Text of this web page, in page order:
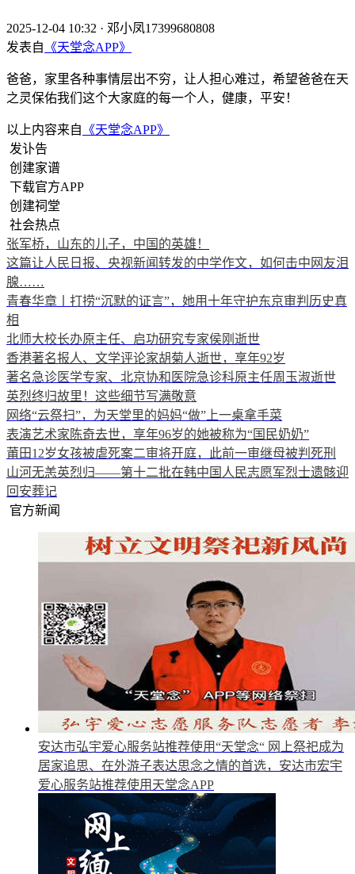
2025-12-04 10:32 · 邓小凤17399680808
发表自 《天堂念APP》
爸爸，家里各种事情层出不穷，让人担心难过，希望爸爸在天
之灵保佑我们这个大家庭的每一个人，健康，平安！
以上内容来自 《天堂念APP》
发讣告
创建家谱
下载官方APP
创建祠堂
社会热点
张军桥，山东的儿子，中国的英雄！
这篇让人民日报、央视新闻转发的中学作文，如何击中网友泪
腺……
青春华章丨打捞“沉默的证言”，她用十年守护东京审判历史真
相
北师大校长办原主任、启功研究专家侯刚逝世
香港著名报人、文学评论家胡菊人逝世，享年92岁
著名急诊医学专家、北京协和医院急诊科原主任周玉淑逝世
英烈终归故里！这些细节写满敬意
网络“云祭扫”，为天堂里的妈妈“做”上一桌拿手菜
表演艺术家陈奇去世，享年96岁的她被称为“国民奶奶”
莆田12岁女孩被虐死案二审将开庭，此前一审继母被判死刑
山河无恙英烈归——第十二批在韩中国人民志愿军烈士遗骸迎
回安葬记
官方新闻
安达市弘宇爱心服务站推荐使用“天堂念“ 网上祭祀成为
居家追思、在外游子表达思念之情的首选，安达市宏宇
爱心服务站推荐使用天堂念APP